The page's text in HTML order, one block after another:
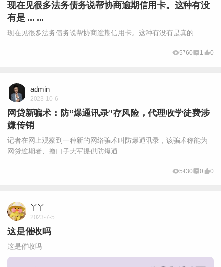
现在见很多法务债务说帮协商逾期信用卡。这种有没
有是 ... ...
现在见很多法务债务说帮协商逾期信用卡。这种有没有是真的
5760 1 0
admin
2023-10-6
网贷新骗术：防“爆通讯录”存风险，代理收学徒费涉
嫌传销
记者在网上观察到一种新的网络骗术叫防爆通讯录，该骗术称能为
网贷逾期者、撸口子大军提供防爆通 ...
5430 0 0
丫丫
2023-7-5
这是催收吗
这是催收吗